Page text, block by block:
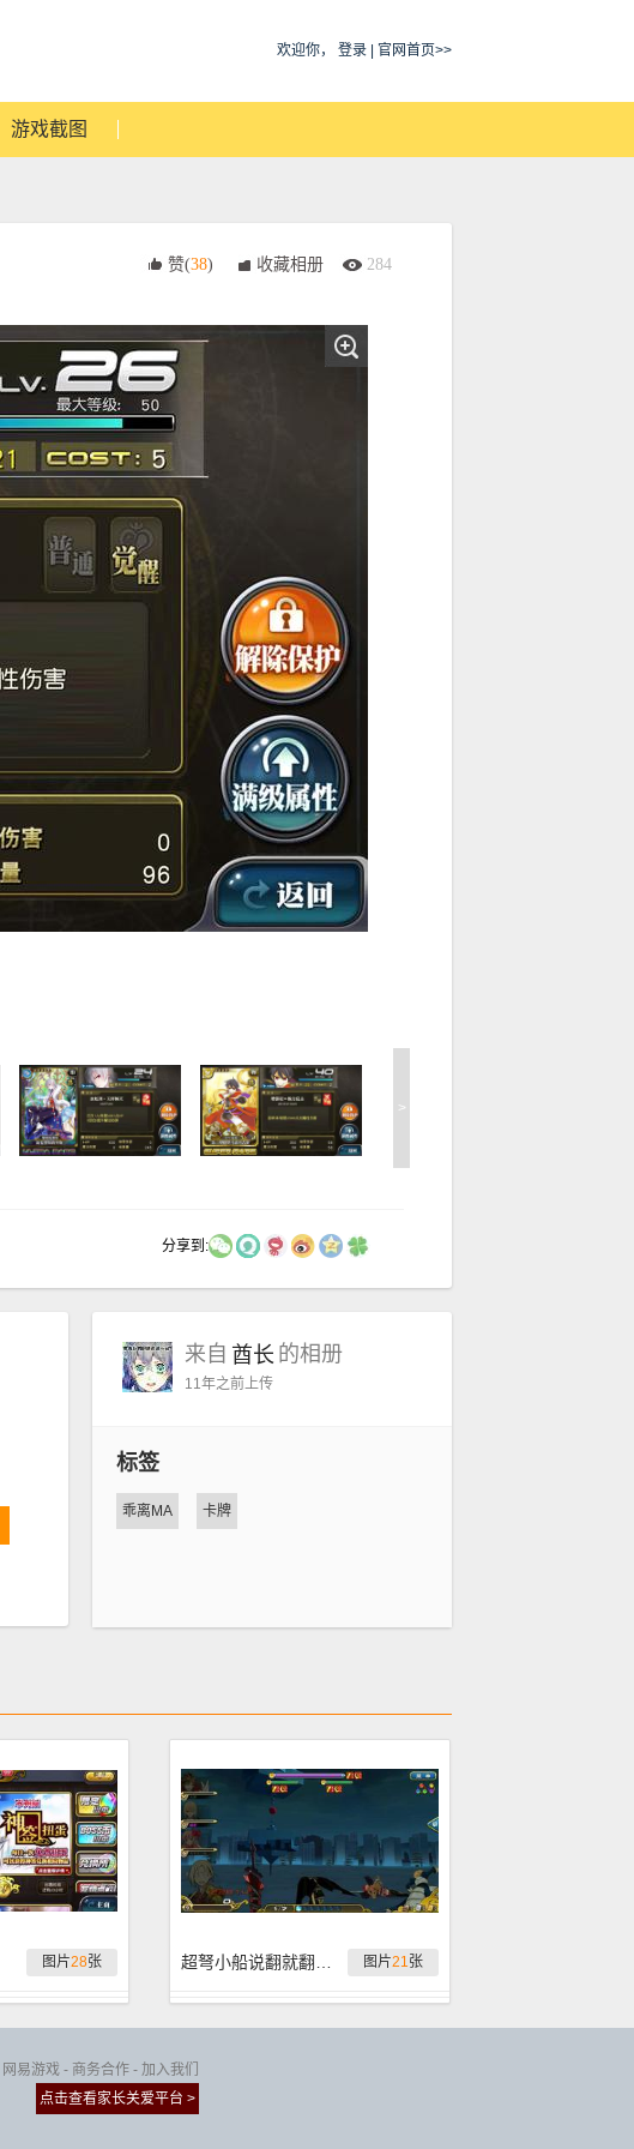
欢迎你， 登录 官网首页>>
游戏截图
赞(38) 收藏相册 284
>
分享到:
来自 酋长 的相册
11年之前上传
标签
乖离MA 卡牌
图片28张 图片21张
网易游戏 - 商务合作 - 加入我们
点击查看家长关爱平台 >